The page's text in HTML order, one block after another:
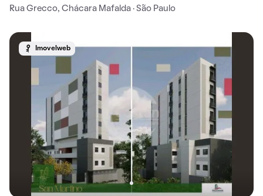
Rua Grecco, Chácara Mafalda · São Paulo
Imovelweb